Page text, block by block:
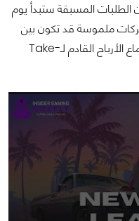
الطلبات المسبقة ستبدأ يوم
ملموسة قد تكون بين
يوليو وأغسطس، وربما بالتزامن مع اجتماع الأرباح القادم لـTake-